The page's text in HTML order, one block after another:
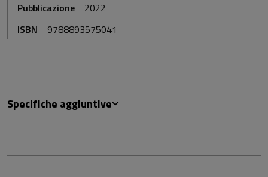
Pubblicazione
2022
ISBN
9788893575041
Specifiche aggiuntive